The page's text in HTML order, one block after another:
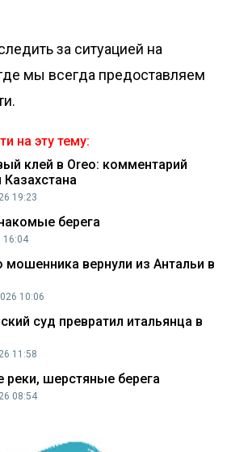
за ситуацией на
мы всегда предоставляем
на эту тему:
клей в Oreo: комментарий
Казахстана
19:23
берега
16:04
мошенника вернули из Антальи в
10:06
суд превратил итальянца в
11:58
реки, шерстяные берега
08:54